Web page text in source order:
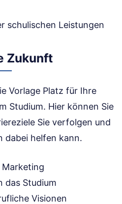
schulischen Leistungen
Zukunft
Vorlage Platz für Ihre
Studium. Hier können Sie
Sie verfolgen und
dabei helfen kann.
Marketing
das Studium
Visionen